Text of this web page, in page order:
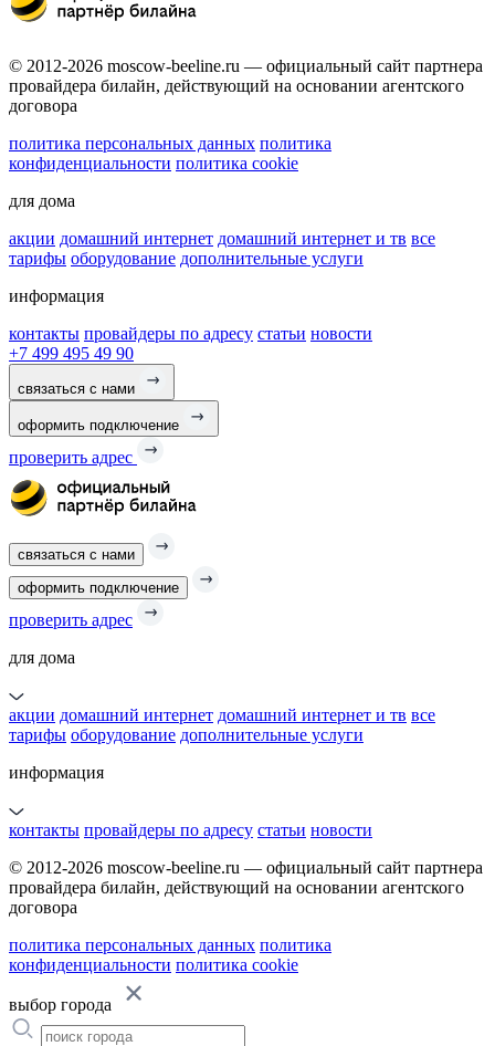
© 2012-2026 moscow-beeline.ru — официальный сайт партнера
провайдера билайн, действующий на основании агентского
договора
политика персональных данных политика
конфиденциальности политика cookie
для дома
акции домашний интернет домашний интернет и тв все
тарифы оборудование дополнительные услуги
информация
контакты провайдеры по адресу статьи новости
+7 499 495 49 90
связаться с нами
оформить подключение
проверить адрес
связаться с нами
оформить подключение
проверить адрес
для дома
акции домашний интернет домашний интернет и тв все
тарифы оборудование дополнительные услуги
информация
контакты провайдеры по адресу статьи новости
© 2012-2026 moscow-beeline.ru — официальный сайт партнера
провайдера билайн, действующий на основании агентского
договора
политика персональных данных политика
конфиденциальности политика cookie
выбор города